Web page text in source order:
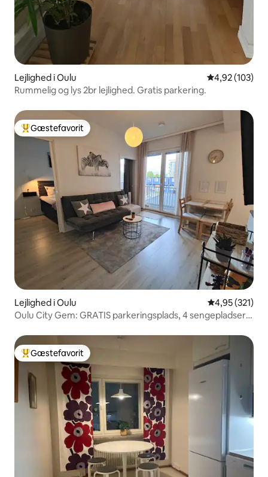
Lejlighed i Oulu 4,92 ud af 5 i
4,92 (103)
Rummelig og lys 2br lejlighed. Gratis parkering.
Bedste gæstefavorit
Gæstefavorit
Lejlighed i Oulu 4,95 ud af 5 i
4,95 (321)
Oulu City Gem: GRATIS parkeringsplads, 4 sengepladser +
Bedste gæstefavorit
Gæstefavorit